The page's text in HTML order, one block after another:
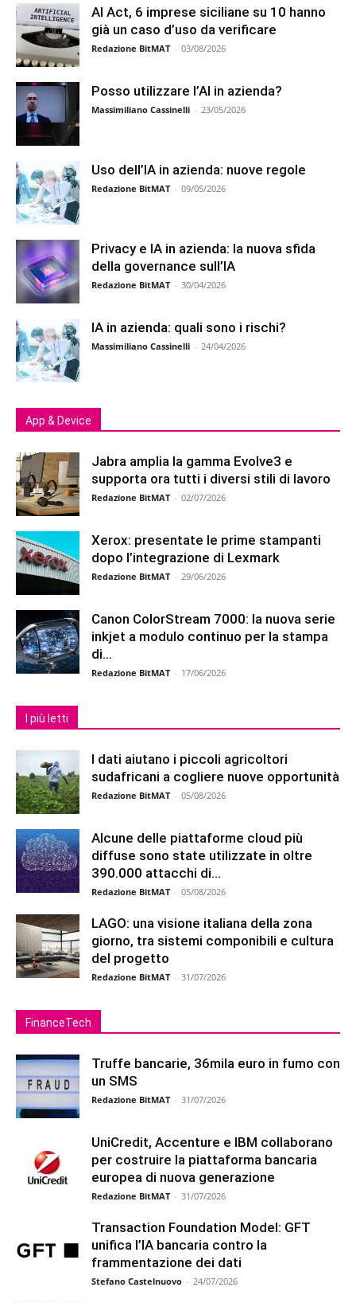
AI Act, 6 imprese siciliane su 10 hanno
già un caso d’uso da verificare
Redazione BitMAT - 03/08/2026
Posso utilizzare l’AI in azienda?
Massimiliano Cassinelli - 23/05/2026
Uso dell’IA in azienda: nuove regole
Redazione BitMAT - 09/05/2026
Privacy e IA in azienda: la nuova sfida
della governance sull’IA
Redazione BitMAT - 30/04/2026
IA in azienda: quali sono i rischi?
Massimiliano Cassinelli - 24/04/2026
App & Device
Jabra amplia la gamma Evolve3 e
supporta ora tutti i diversi stili di lavoro
Redazione BitMAT - 02/07/2026
Xerox: presentate le prime stampanti
dopo l’integrazione di Lexmark
Redazione BitMAT - 29/06/2026
Canon ColorStream 7000: la nuova serie
inkjet a modulo continuo per la stampa
di...
Redazione BitMAT - 17/06/2026
I più letti
I dati aiutano i piccoli agricoltori
sudafricani a cogliere nuove opportunità
Redazione BitMAT - 05/08/2026
Alcune delle piattaforme cloud più
diffuse sono state utilizzate in oltre
390.000 attacchi di...
Redazione BitMAT - 05/08/2026
LAGO: una visione italiana della zona
giorno, tra sistemi componibili e cultura
del progetto
Redazione BitMAT - 31/07/2026
FinanceTech
Truffe bancarie, 36mila euro in fumo con
un SMS
Redazione BitMAT - 31/07/2026
UniCredit, Accenture e IBM collaborano
per costruire la piattaforma bancaria
europea di nuova generazione
Redazione BitMAT - 31/07/2026
Transaction Foundation Model: GFT
unifica l’IA bancaria contro la
frammentazione dei dati
Stefano Castelnuovo - 24/07/2026